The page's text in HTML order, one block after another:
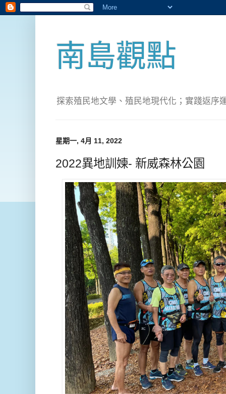
南島觀點
探索殖民地文學、殖民地現代化；實踐返序
星期一, 4月 11, 2022
2022異地訓媡- 新威森林公園